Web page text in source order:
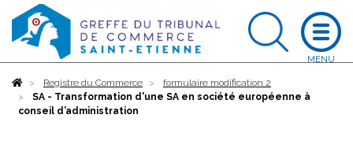
AccueilRegistre du Commerce
formulaire modification 2
SA - Transformation d'une SA en société européenne à
conseil d’administration